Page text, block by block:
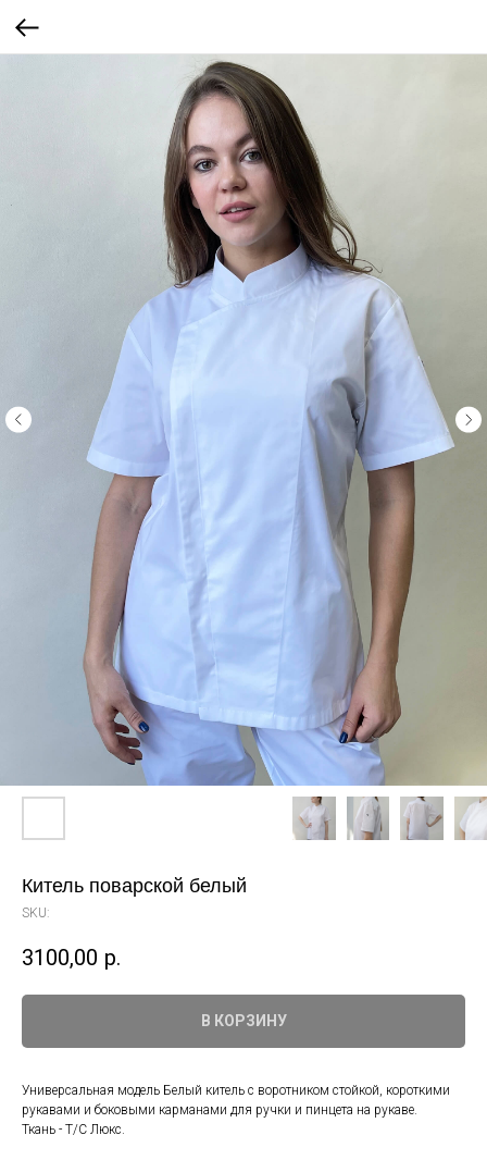
Китель поварской белый
SKU:
3100,00 р.
В КОРЗИНУ
Универсальная модель Белый китель с воротником стойкой, короткими
рукавами и боковыми карманами для ручки и пинцета на рукаве.
Ткань - Т/С Люкс.